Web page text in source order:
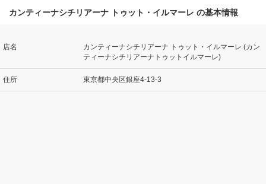
カンティーナシチリアーナ トゥット・イルマーレ の基本情報
店名
カンティーナシチリアーナ トゥット・イルマーレ (カン
ティーナシチリアーナトゥットイルマーレ)
住所 東京都中央区銀座4-13-3